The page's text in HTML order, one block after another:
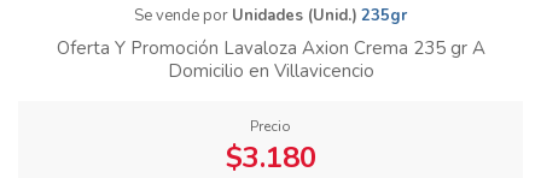
Se vende por Unidades (Unid.) 235gr
Oferta Y Promoción Lavaloza Axion Crema 235 gr A
Domicilio en Villavicencio
Precio
$3.180